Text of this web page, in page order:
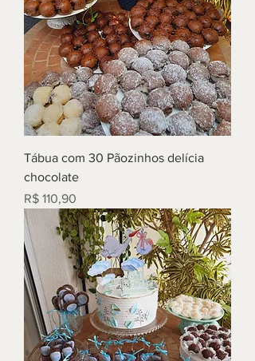
Tábua com 30 Pãozinhos delícia
chocolate
Preço
R$ 110,90